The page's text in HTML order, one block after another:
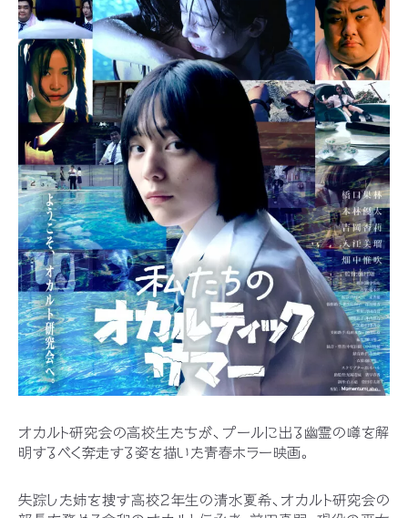
オカルト研究会の高校生たちが、プールに出る幽霊の噂を解
明するべく奔走する姿を描いた青春ホラー映画。
失踪した姉を捜す高校2年生の清水夏希、オカルト研究会の